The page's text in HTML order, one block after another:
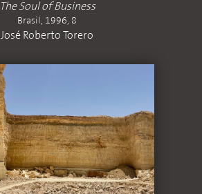
The Soul of Business
Brasil, 1996, 8
José Roberto Torero